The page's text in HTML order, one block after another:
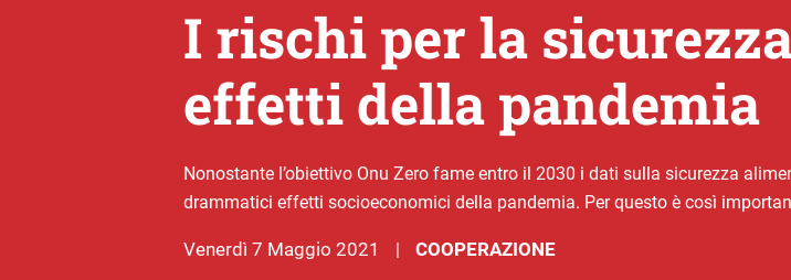
I rischi per la
effetti della pandemia
Nonostante l’obiettivo Onu Zero fame entro il 2030 i dati sulla sicurezza
drammatici effetti socioeconomici della pandemia. Per questo è così
venerdì 7 Maggio 2021 | COOPERAZIONE